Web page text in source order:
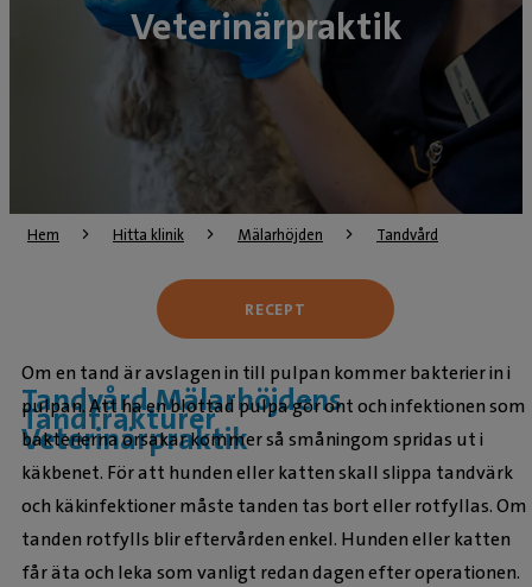
Veterinärpraktik
Hem Hitta klinik Mälarhöjden Tandvård
Tandvård Mälarhöjdens
Veterinärpraktik
Tandfrakturer
Om en tand är avslagen in till pulpan kommer bakterier in i
pulpan. Att ha en blottad pulpa gör ont och infektionen som
bakterierna orsakar kommer så småningom spridas ut i
käkbenet. För att hunden eller katten skall slippa tandvärk
och käkinfektioner måste tanden tas bort eller rotfyllas. Om
tanden rotfylls blir eftervården enkel. Hunden eller katten
får äta och leka som vanligt redan dagen efter operationen.
RECEPT